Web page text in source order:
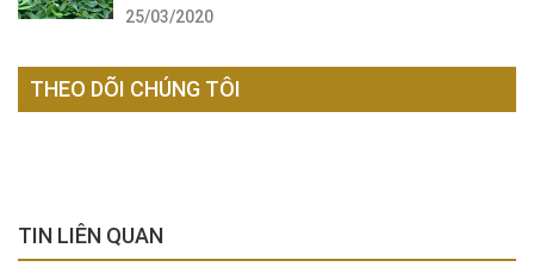
25/03/2020
THEO DÕI CHÚNG TÔI
TIN LIÊN QUAN